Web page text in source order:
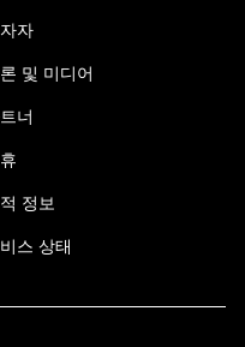
자
및 미디어
너
정보
스 상태